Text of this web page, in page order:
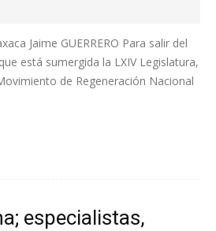
Jaime GUERRERO Para salir del
está sumergida la LXIV Legislatura,
de Regeneración Nacional
especialistas,